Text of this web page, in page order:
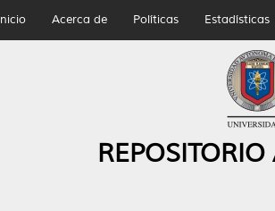
Acerca de Políticas Estadísticas